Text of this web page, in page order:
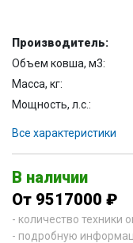
Производитель:
Объем ковша, м3:
Масса, кг:
Мощность, л.с.:
Все характеристики
В наличии
От 9517000 ₽
- количество техники
- подробную